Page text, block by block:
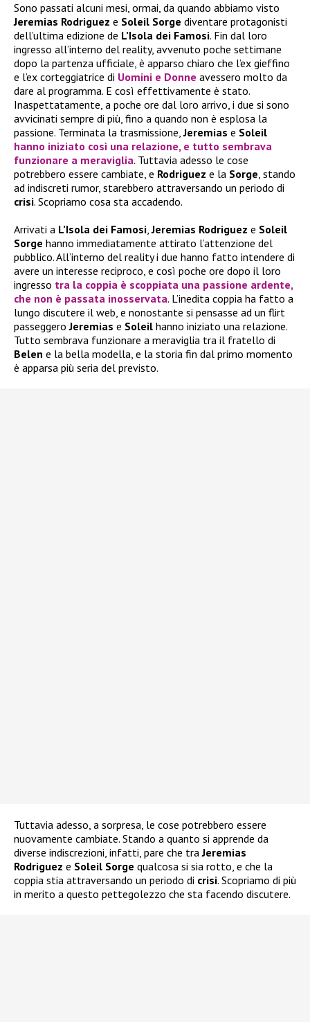
Sono passati alcuni mesi, ormai, da quando abbiamo visto
Jeremias Rodriguez e Soleil Sorge diventare protagonisti
dell’ultima edizione de L’Isola dei Famosi. Fin dal loro
ingresso all’interno del reality, avvenuto poche settimane
dopo la partenza ufficiale, è apparso chiaro che l’ex gieffino
e l’ex corteggiatrice di Uomini e Donne avessero molto da
dare al programma. E così effettivamente è stato.
Inaspettatamente, a poche ore dal loro arrivo, i due si sono
avvicinati sempre di più, fino a quando non è esplosa la
passione. Terminata la trasmissione,Jeremias e Soleil
hanno iniziato così una relazione, e tutto sembrava
funzionare a meraviglia. Tuttavia adesso le cose
potrebbero essere cambiate, e Rodriguez e la Sorge, stando
ad indiscreti rumor, starebbero attraversando un periodo di
crisi. Scopriamo cosa sta accadendo.
Arrivati a L’Isola dei Famosi,Jeremias Rodriguez e Soleil
Sorge hanno immediatamente attirato l’attenzione del
pubblico. All’interno del reality i due hanno fatto intendere di
avere un interesse reciproco, e così poche ore dopo il loro
ingresso tra la coppia è scoppiata una passione ardente,
che non è passata inosservata. L’inedita coppia ha fatto a
lungo discutere il web, e nonostante si pensasse ad un flirt
passeggeroJeremias e Soleil hanno iniziato una relazione.
Tutto sembrava funzionare a meraviglia tra il fratello di
Belen e la bella modella, e la storia fin dal primo momento
è apparsa più seria del previsto.
Tuttavia adesso, a sorpresa, le cose potrebbero essere
nuovamente cambiate. Stando a quanto si apprende da
diverse indiscrezioni, infatti, pare che traJeremias
Rodriguez e Soleil Sorge qualcosa si sia rotto, e che la
coppia stia attraversando un periodo di crisi. Scopriamo di più
in merito a questo pettegolezzo che sta facendo discutere.